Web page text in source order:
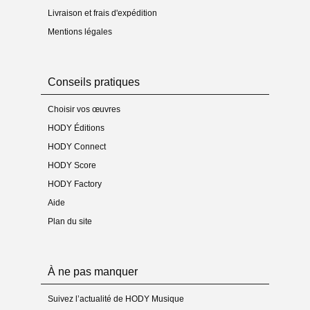
- Type(s) : conducteur seul
- Mode de livraison : téléchargement et courrier
Livraison et frais d'expédition
Mentions légales
Conseils pratiques
Choisir vos œuvres
HODY Éditions
HODY Connect
HODY Score
HODY Factory
Aide
Plan du site
À ne pas manquer
Suivez l’actualité de HODY Musique